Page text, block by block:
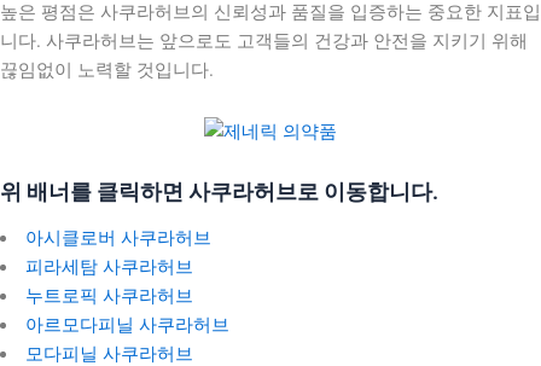
높은 평점은 사쿠라허브의 신뢰성과 품질을 입증하는 중요한 지표입
니다. 사쿠라허브는 앞으로도 고객들의 건강과 안전을 지키기 위해
끊임없이 노력할 것입니다.
위 배너를 클릭하면 사쿠라허브로 이동합니다.
아시클로버 사쿠라허브
피라세탐 사쿠라허브
누트로픽 사쿠라허브
아르모다피닐 사쿠라허브
모다피닐 사쿠라허브